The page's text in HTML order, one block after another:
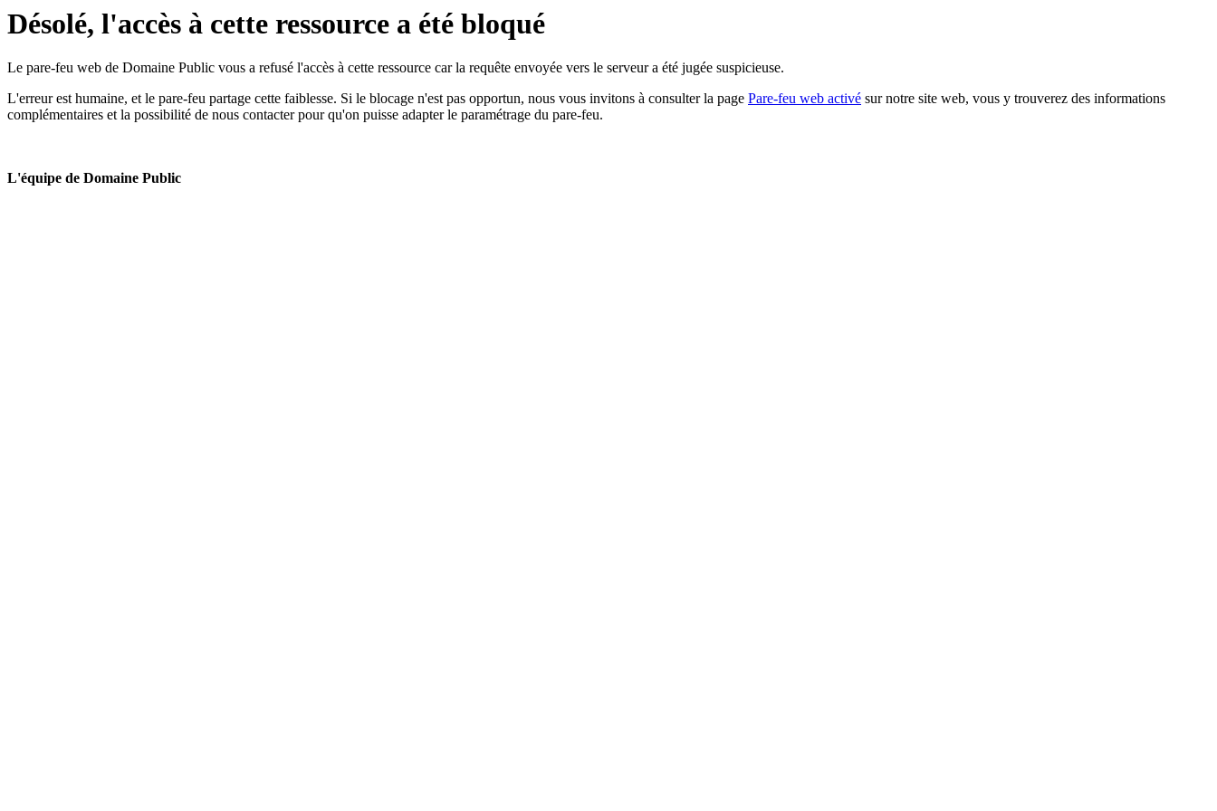
Désolé, l'accès à cette ressource a été bloqué
Le pare-feu web de Domaine Public vous a refusé l'accès à cette ressource car la requête envoyée vers le serveur a été jugée suspicieuse.
L'erreur est humaine, et le pare-feu partage cette faiblesse. Si le blocage n'est pas opportun, nous vous invitons à consulter la page Pare-feu web activé sur notre site web, vous y trouverez des informations
complémentaires et la possibilité de nous contacter pour qu'on puisse adapter le paramétrage du pare-feu.
L'équipe de Domaine Public